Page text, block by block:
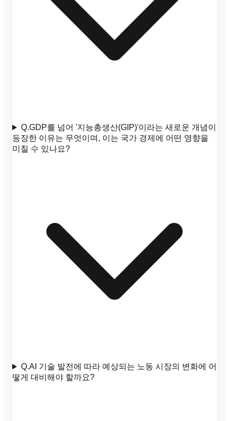
Q.GDP를 넘어 '지능총생산(GIP)'이라는 새로운 개념이
등장한 이유는 무엇이며, 이는 국가 경제에 어떤 영향을
미칠 수 있나요?
Q.AI 기술 발전에 따라 예상되는 노동 시장의 변화에 어
떻게 대비해야 할까요?